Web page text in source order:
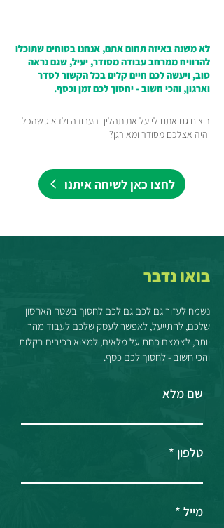
לא משנה באיזה תחום אתם, אנחנו בטוחים שתוכלו
להרוויח ממרחב עבודה מסודר, יעיל, שגם נראה
טוב, ויעשה לכם חיים קלים בכל הקשור לסדר
וארגון, והכי חשוב - יחסוך לכם זמן וכסף.
רוצים גם אתם לייעל את תהליך העבודה ולדאוג שהכל
יהיה אצלכם מסודר ומאורגן?
לחצו כאן לשיחה איתנו
בואו נדבר
נשמח לעזור גם לכם גם לכם לחסוך בשטח האחסון
שלכם, להתייעל, לאפשר לעסק שלכם לעבוד מהר
יותר, לצמצם פחת על מלאים, למצוא רכיבים בקלות
והכי חשוב - לחסוך לכם כסף.
שם מלא
טלפון
מייל